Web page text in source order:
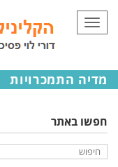
תפריט
מדיה התמכרויות
חפשו באתר